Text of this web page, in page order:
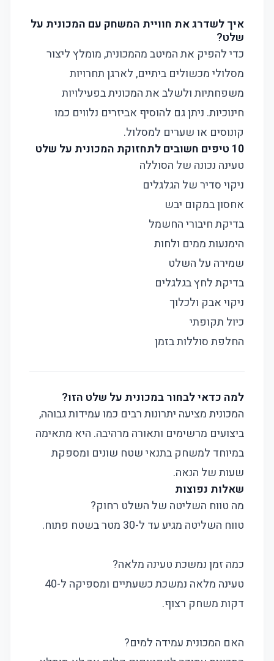
איך לשדרג את חוויית המשחק עם המכונית על
שלט?
כדי להפיק את המיטב מהמכונית, מומלץ ליצור
מסלולי מכשולים ביתיים, לארגן תחרויות
משפחתיות ולשלב את המכונית בפעילויות
חינוכיות. ניתן גם להוסיף אביזרים נלווים כמו
קונוסים או שערים למסלול.
10 טיפים חשובים לתחזוקת המכונית על שלט
טעינה נכונה של הסוללה
ניקוי סדיר של הגלגלים
אחסון במקום יבש
בדיקת חיבורי החשמל
הימנעות ממים ולחות
שמירה על השלט
בדיקת לחץ בגלגלים
ניקוי אבק ולכלוך
כיול תקופתי
החלפת סוללות בזמן
למה כדאי לבחור במכונית על שלט הזו?
המכונית מציעה יתרונות רבים כמו עמידות גבוהה,
ביצועים מרשימים ותאורה מרהיבה. היא מתאימה
במיוחד למשחק בתנאי שטח שונים ומספקת
שעות של הנאה.
שאלות נפוצות
מה טווח השליטה של השלט רחוק?
טווח השליטה מגיע עד ל-30 מטר בשטח פתוח.
כמה זמן נמשכת טעינה מלאה?
טעינה מלאה נמשכת כשעתיים ומספיקה ל-40
דקות משחק רצוף.
האם המכונית עמידה למים?